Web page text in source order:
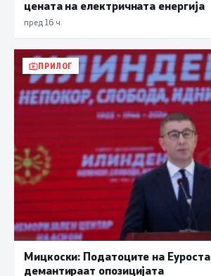
цената на електричната енергија
пред 16 ч.
ПРИЛОГ
Мицкоски: Податоците на
демантираат опозицијата